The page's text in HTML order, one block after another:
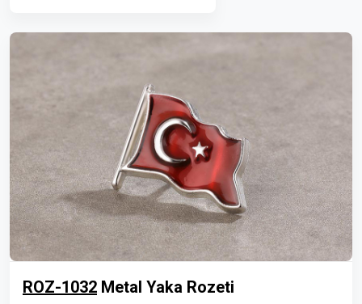
ROZ-1032 Metal Yaka Rozeti